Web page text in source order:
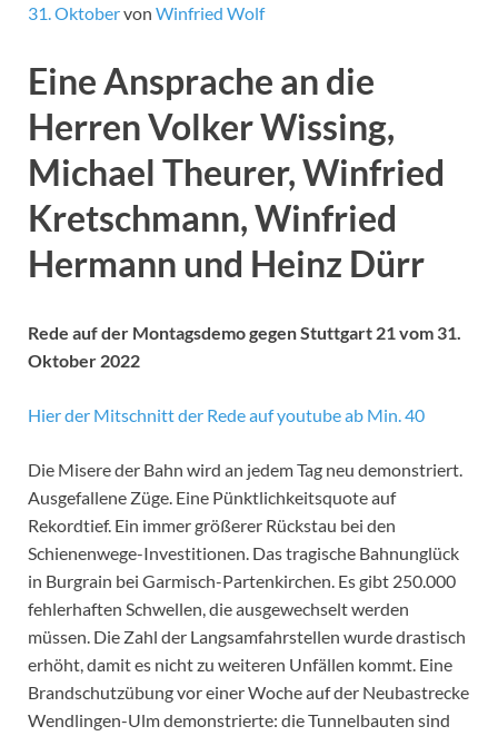
31. Oktobervon Winfried Wolf
Eine Ansprache an die
Herren Volker Wissing,
Michael Theurer,Winfried
Kretschmann, Winfried
Hermann und Heinz Dürr
Rede auf der Montagsdemo gegen Stuttgart 21 vom 31.
Oktober 2022
Hier der Mitschnitt der Rede auf youtube ab Min. 40
Die Misere der Bahn wird an jedem Tag neu demonstriert.
Ausgefallene Züge. Eine Pünktlichkeitsquote auf
Rekordtief. Ein immer größerer Rückstau bei den
Schienenwege-Investitionen. Das tragische Bahnunglück
in Burgrain bei Garmisch-Partenkirchen. Es gibt 250.000
fehlerhaften Schwellen, die ausgewechselt werden
müssen. Die Zahl der Langsamfahrstellen wurde drastisch
erhöht, damit es nicht zu weiteren Unfällen kommt. Eine
Brandschutzübung vor einer Woche auf der Neubastrecke
Wendlingen-Ulm demonstrierte: die Tunnelbauten sind